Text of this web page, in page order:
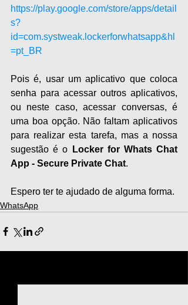
https://play.google.com/store/apps/detail
s?
id=com.systweak.lockerforwhatsapp&hl
=pt_BR
Pois é, usar um aplicativo que coloca
senha para acessar outros aplicativos,
ou neste caso, acessar conversas, é
uma boa opção. Não faltam aplicativos
para realizar esta tarefa, mas a nossa
sugestão é o
Locker for Whats Chat
App - Secure Private Chat.
Espero ter te ajudado de alguma forma.
WhatsApp